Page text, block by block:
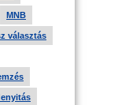
MNB
választás